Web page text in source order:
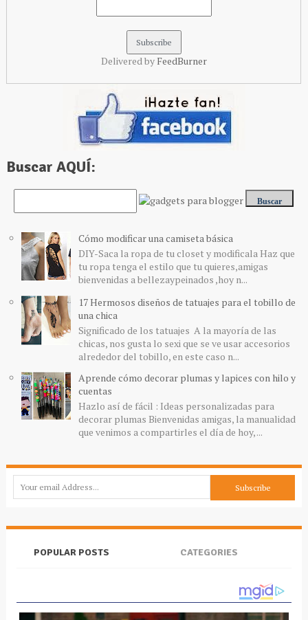
Delivered by FeedBurner
Buscar AQUÍ:
Cómo modificar una camiseta básica
DIY-Saca la ropa de tu closet y modificala Haz que
tu ropa tenga el estilo que tu quieres,amigas
bienvenidas a bellezaypeinados ,hoy n...
17 Hermosos diseños de tatuajes para el tobillo de
una chica
Significado de los tatuajes A la mayoría de las
chicas, nos gusta lo sexi que se ve usar accesorios
alrededor del tobillo, en este caso n...
Aprende cómo decorar plumas y lapices con hilo y
cuentas
Hazlo así de fácil : Ideas personalizadas para
decorar plumas Bienvenidas amigas, la manualidad
que venimos a compartirles el día de hoy, ...
POPULAR POSTS CATEGORIES